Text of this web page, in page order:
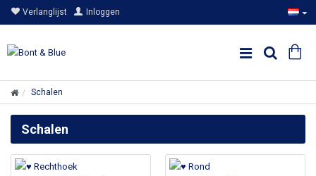
Verlanglijst Inloggen
Schalen
Schalen